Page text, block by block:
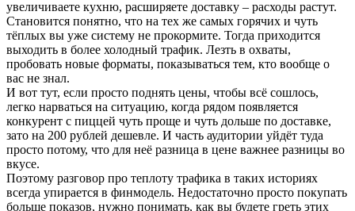
увеличиваете кухню, расширяете доставку – расходы растут.
Становится понятно, что на тех же самых горячих и чуть
тёплых вы уже систему не прокормите. Тогда приходится
выходить в более холодный трафик. Лезть в охваты,
пробовать новые форматы, показываться тем, кто вообще о
вас не знал.
И вот тут, если просто поднять цены, чтобы всё сошлось,
легко нарваться на ситуацию, когда рядом появляется
конкурент с пиццей чуть проще и чуть дольше по доставке,
зато на 200 рублей дешевле. И часть аудитории уйдёт туда
просто потому, что для неё разница в цене важнее разницы во
вкусе.
Поэтому разговор про теплоту трафика в таких историях
всегда упирается в финмодель. Недостаточно просто покупать
больше показов, нужно понимать, как вы будете греть этих